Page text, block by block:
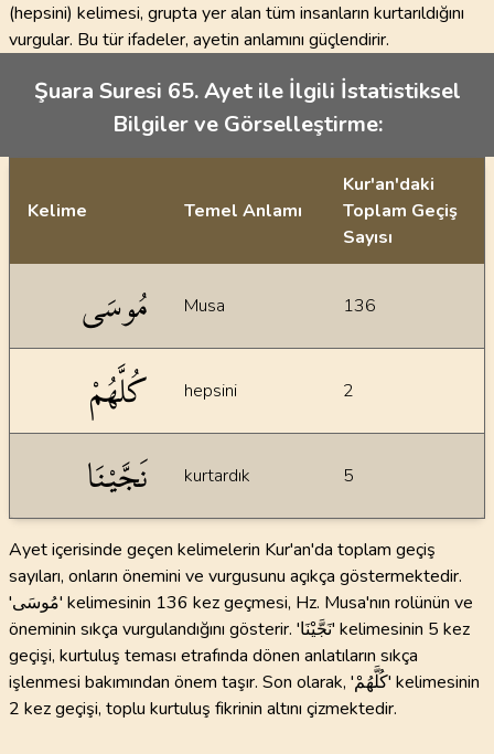
(hepsini) kelimesi, grupta yer alan tüm insanların kurtarıldığını
vurgular. Bu tür ifadeler, ayetin anlamını güçlendirir.
Şuara Suresi 65. Ayet ile İlgili İstatistiksel
Bilgiler ve Görselleştirme:
Kelime Temel Anlamı
Kur'an'daki
Toplam Geçiş
Sayısı
مُوسَى Musa 136
كُلَّهُمْ hepsini 2
نَجَّيْنَا kurtardık 5
Ayet içerisinde geçen kelimelerin Kur'an'da toplam geçiş
sayıları, onların önemini ve vurgusunu açıkça göstermektedir.
'مُوسَى' kelimesinin 136 kez geçmesi, Hz. Musa'nın rolünün ve
öneminin sıkça vurgulandığını gösterir. 'نَجَّيْنَا' kelimesinin 5 kez
geçişi, kurtuluş teması etrafında dönen anlatıların sıkça
işlenmesi bakımından önem taşır. Son olarak, 'كُلَّهُمْ' kelimesinin
2 kez geçişi, toplu kurtuluş fikrinin altını çizmektedir.